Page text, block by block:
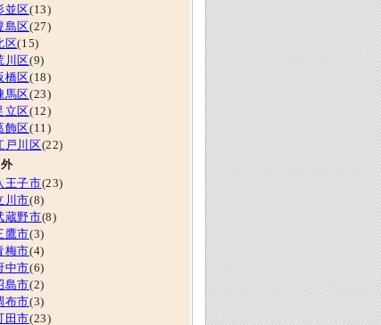
並区 (13)
島区 (27)
区(15)
川区 (9)
橋区 (18)
馬区 (23)
立区 (12)
飾区 (11)
戸川区 (22)
王子市(23)
川市(8)
蔵野市(8)
鷹市(3)
梅市(4)
中市(6)
島市(2)
布市(3)
田市(23)